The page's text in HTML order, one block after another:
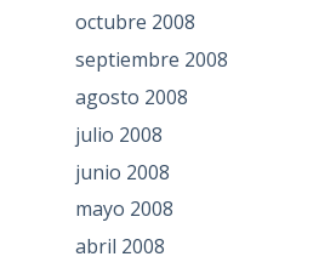
octubre 2008
septiembre 2008
agosto 2008
julio 2008
junio 2008
mayo 2008
abril 2008